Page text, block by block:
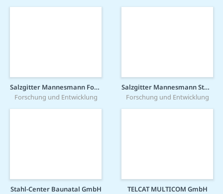
Salzgitter Mannesmann Forschung GmbH
Forschung und Entwicklung
Salzgitter Mannesmann Stahlservice GmbH
Forschung und Entwicklung
Stahl-Center Baunatal GmbH
TELCAT MULTICOM GmbH